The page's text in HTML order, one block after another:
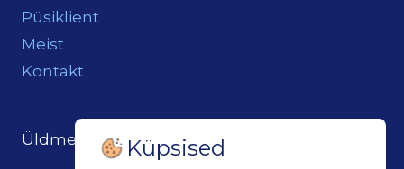
Püsiklient
Meist
Kontakt
Üldmeil: loits@loitsukeller.ee
Küpsised